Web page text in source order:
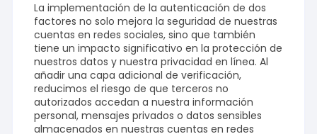
La implementación de la autenticación de dos
factores no solo mejora la seguridad de nuestras
cuentas en redes sociales, sino que también
tiene un impacto significativo en la protección de
nuestros datos y nuestra privacidad en línea. Al
añadir una capa adicional de verificación,
reducimos el riesgo de que terceros no
autorizados accedan a nuestra información
personal, mensajes privados o datos sensibles
almacenados en nuestras cuentas en redes